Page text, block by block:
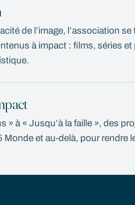
de l’image, l’association
à impact : films, séries
» à « Jusqu’à la faille », des
Monde et au-delà, pour rendre